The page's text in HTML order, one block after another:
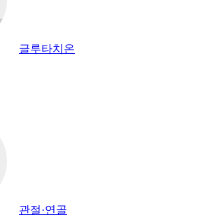
글루타치온
관절·연골